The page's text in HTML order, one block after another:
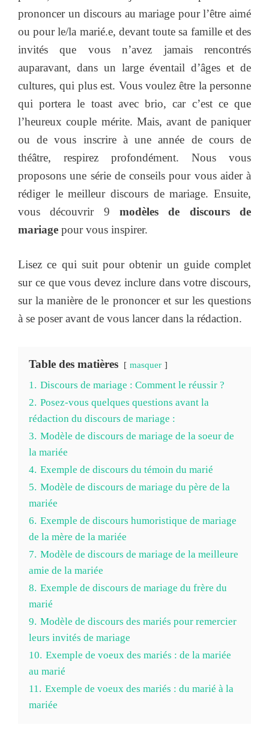
prononcer un discours au mariage pour l’être aimé
ou pour le/la marié.e, devant toute sa famille et des
invités que vous n’avez jamais rencontrés
auparavant, dans un large éventail d’âges et de
cultures, qui plus est. Vous voulez être la personne
qui portera le toast avec brio, car c’est ce que
l’heureux couple mérite. Mais, avant de paniquer
ou de vous inscrire à une année de cours de
théâtre, respirez profondément. Nous vous
proposons une série de conseils pour vous aider à
rédiger le meilleur discours de mariage. Ensuite,
vous découvrir 9 modèles de discours de
mariage pour vous inspirer.
Lisez ce qui suit pour obtenir un guide complet
sur ce que vous devez inclure dans votre discours,
sur la manière de le prononcer et sur les questions
à se poser avant de vous lancer dans la rédaction.
Table des matières masquer
1. Discours de mariage : Comment le réussir ?
2. Posez-vous quelques questions avant la
rédaction du discours de mariage :
3. Modèle de discours de mariage de la soeur de
la mariée
4. Exemple de discours du témoin du marié
5. Modèle de discours de mariage du père de la
mariée
6. Exemple de discours humoristique de mariage
de la mère de la mariée
7. Modèle de discours de mariage de la meilleure
amie de la mariée
8. Exemple de discours de mariage du frère du
marié
9. Modèle de discours des mariés pour remercier
leurs invités de mariage
10. Exemple de voeux des mariés : de la mariée
au marié
11. Exemple de voeux des mariés : du marié à la
mariée